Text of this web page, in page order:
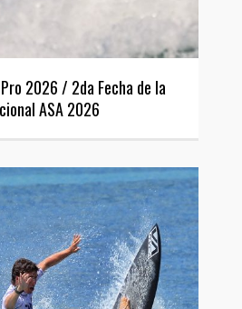
2026 / 2da Fecha de la
ASA 2026